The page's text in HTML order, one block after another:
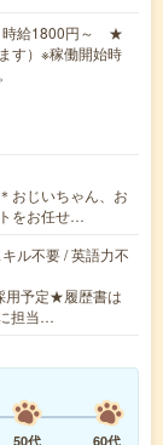
時給1800円～ ★
す）※稼働開始時
おじいちゃん、お
をお任せ…
ル不要 / 英語力不
用予定★履歴書は
担当…
50代 60代